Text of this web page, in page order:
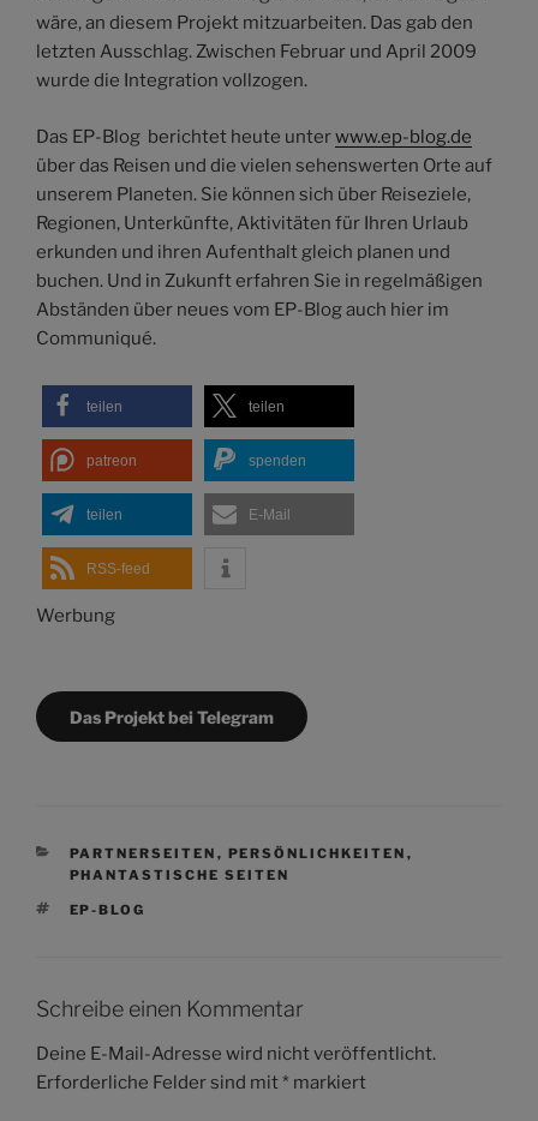
wäre, an diesem Projekt mitzuarbeiten. Das gab den
letzten Ausschlag. Zwischen Februar und April 2009
wurde die Integration vollzogen.
Das EP-Blog berichtet heute unterwww.ep-blog.de
über das Reisen und die vielen sehenswerten Orte auf
unserem Planeten. Sie können sich über Reiseziele,
Regionen, Unterkünfte, Aktivitäten für Ihren Urlaub
erkunden und ihren Aufenthalt gleich planen und
buchen. Und in Zukunft erfahren Sie in regelmäßigen
Abständen über neues vom EP-Blog auch hier im
Communiqué.
teilen teilen
patreon spenden
teilen E-Mail
RSS-feed
Werbung
Das Projekt bei Telegram
KATEGORIEN
PARTNERSEITEN , PERSÖNLICHKEITEN ,
PHANTASTISCHE SEITEN
SCHLAGWÖRTER
EP-BLOG
Schreibe einen Kommentar
Deine E-Mail-Adresse wird nicht veröffentlicht.
Erforderliche Felder sind mit* markiert